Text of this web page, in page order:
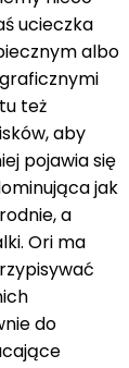
ucieczka
albo
też
aby
pojawia się
jak
a
Ori ma
do